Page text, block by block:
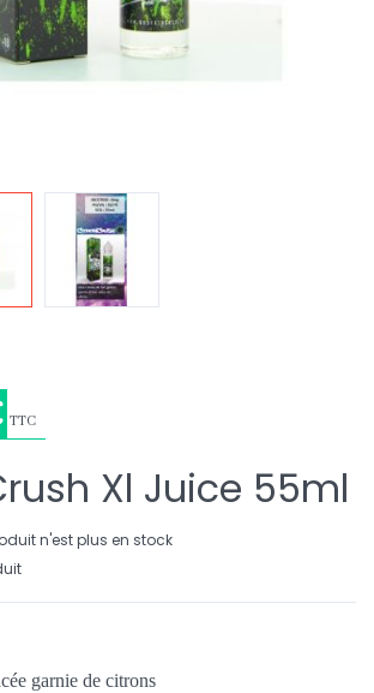
TTC
Xl Juice 55ml
n'est plus en stock
garnie de citrons